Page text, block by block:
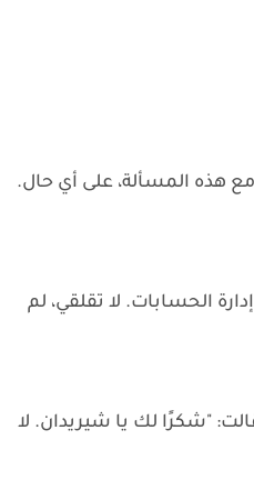
هذه المسألة، على أي حال.
الحسابات. لا تقلقي، لم
"شكرًا لك يا شيريدان. لا